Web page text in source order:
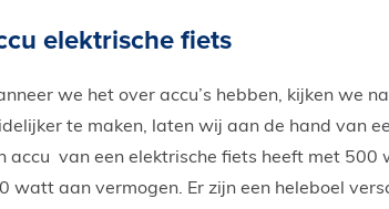
elektrische fiets
we het over accu’s hebben, kijken we
te maken, laten wij aan de hand van
accu van een elektrische fiets heeft met
watt aan vermogen. Er zijn een heleboel